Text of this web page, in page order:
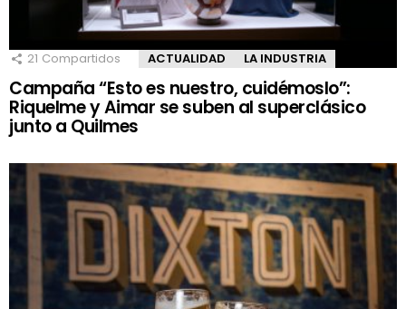
21 Compartidos ACTUALIDAD LA INDUSTRIA
Campaña “Esto es nuestro, cuidémoslo”:
Riquelme y Aimar se suben al superclásico
junto a Quilmes